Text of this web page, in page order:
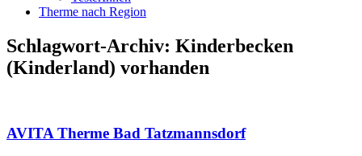
Therme nach Region
Schlagwort-Archiv: Kinderbecken
(Kinderland) vorhanden
AVITA Therme Bad Tatzmannsdorf